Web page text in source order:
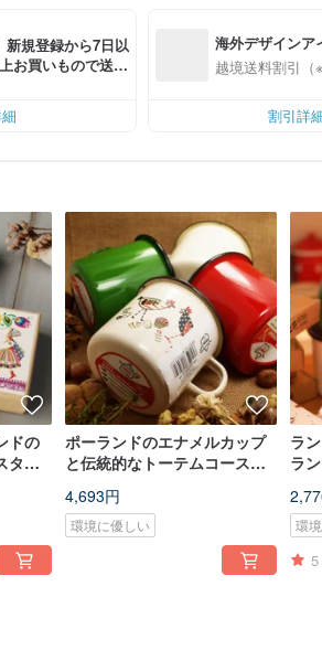
specializes in sharing textures. Continuously
good quality objects from all over the world, let the
新規登録から7日以
お買いもので送料
海外デザインア
入
越境送料割引（
割引詳
ドの
ター
ポーランドのエナメルカップ
と伝統的なトーテムコースタ
グループに
4,693円
環境に優しい
ラ
ラ
環
5